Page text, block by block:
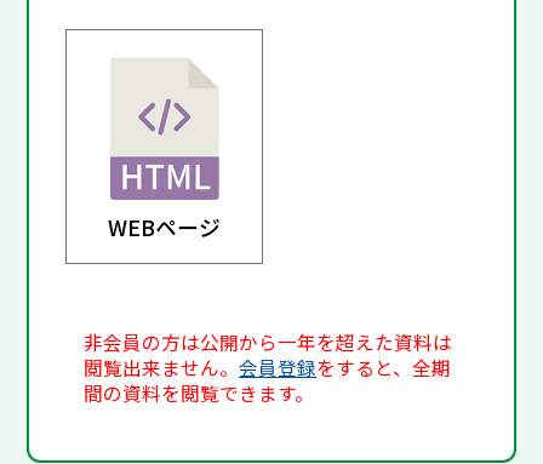
WEBページ
非会員の方は公開から一年を超えた資料は
閲覧出来ません。会員登録をすると、全期
間の資料を閲覧できます。